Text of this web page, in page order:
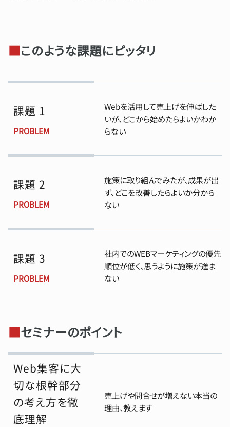
■このような課題にピッタリ
課題 1
PROBLEM
Webを活用して売上げを伸ばした
いが、どこから始めたらよいかわか
らない
課題 2
PROBLEM
施策に取り組んでみたが、成果が出
ず、どこを改善したらよいか分から
ない
課題 3
PROBLEM
社内でのWEBマーケティングの優先
順位が低く、思うように施策が進ま
ない
■セミナーのポイント
Web集客に大
切な根幹部分
の考え方を徹
底理解
売上げや問合せが増えない本当の
理由、教えます